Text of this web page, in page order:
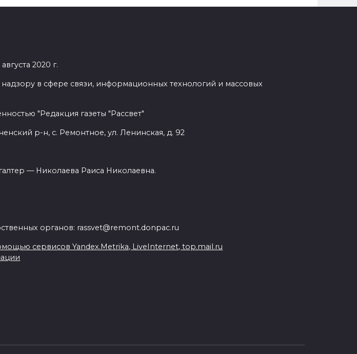
2020 г.
в сфере связи, информационных технологий и массовых
"Редакция газеты "Рассвет"
р-н, с. Ремонтное, ул. Ленинская, д. 92
— Николаева Раиса Николаевна.
органов: rassvet@remont.donpac.ru
сервисов Yandex.Metrika, LiveInternet, top.mail.ru